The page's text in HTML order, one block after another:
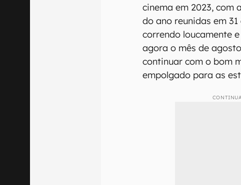
cinema em 2023, com
do ano reunidas em
correndo loucamente
agora o mês de
continuar com o bom
empolgado para as